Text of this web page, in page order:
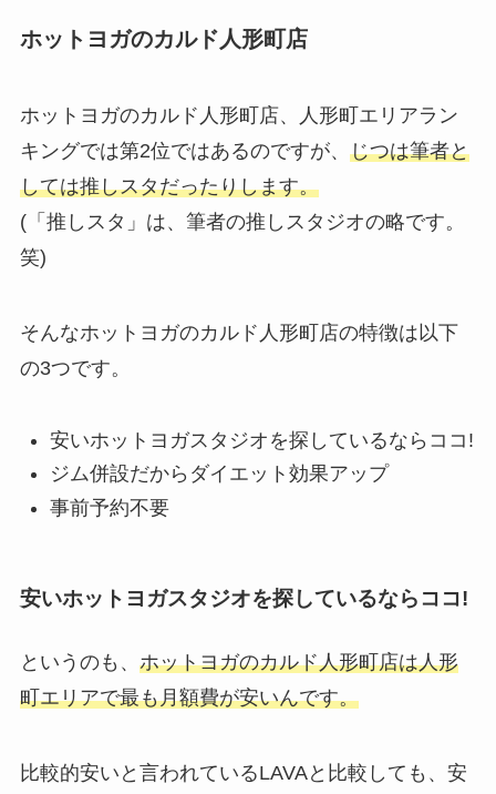
ホットヨガのカルド人形町店
ホットヨガのカルド人形町店、人形町エリアラン
キングでは第2位ではあるのですが、 じつは筆者と
しては推しスタだったりします。
(「推しスタ」は、筆者の推しスタジオの略です。
笑)
そんなホットヨガのカルド人形町店の特徴は以下
の3つです。
安いホットヨガスタジオを探しているならココ!
ジム併設だからダイエット効果アップ
事前予約不要
安いホットヨガスタジオを探しているならココ!
というのも、 ホットヨガのカルド人形町店は人形
町エリアで最も月額費が安いんです。
比較的安いと言われているLAVAと比較しても、安